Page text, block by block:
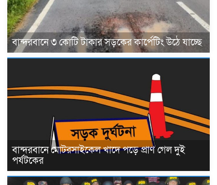
বান্দরবানে ৩ কোটি টাকার সড়কের কার্পেটিং উঠে যাচ্ছে
বান্দরবানে মোটরসাইকেল খাদে পড়ে প্রাণ গেল দুই
পর্যটকের